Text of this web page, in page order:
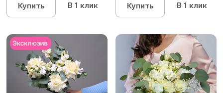
Купить В 1 клик Купить В 1 клик